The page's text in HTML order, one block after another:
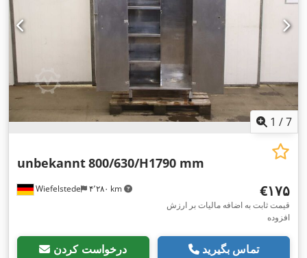
1 /7
Wiefelstede ۴٬۲۸۰ km
unbekannt800/630/H1790 mm
‎€۱۷۵
قیمت ثابت به اضافه مالیات بر ارزش
افزوده
درخواست کردن تماس بگیرید